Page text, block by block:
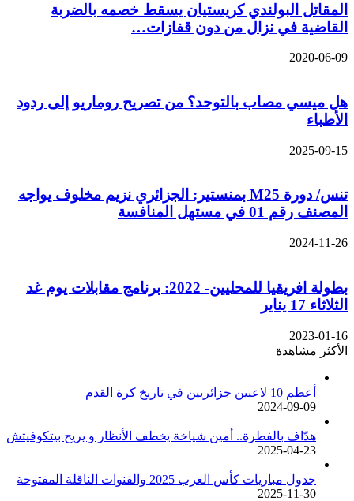
المقاتل البولندي كريستيان يسقط خصمه بالضربة
القاضية في نزال من دون قفازات…
2020-06-09
هل ميسي مصاب بالتوحد؟ من تصريح روماريو إلى ردود
الأطباء
2025-09-15
تنس/ دورة M25 بمنستير: الجزائري نزيم مخلوف يواجه
المصنف رقم 01 في مستهل المنافسة
2024-11-26
بطولة افريقيا للمحليين- 2022: برنامج مقابلات يوم غد
الثلاثاء 17 يناير
2023-01-16
الأكثر مشاهدة
أعظم 10 لاعبين جزائريين في تاريخ كرة القدم
2024-09-09
هدّاف بالفطرة.. أمين شياخة يخطف الأنظار و يريح بيتكوفيتش
2025-04-23
جدول مباريات كأس العرب 2025 والقنوات الناقلة المفتوحة
2025-11-30